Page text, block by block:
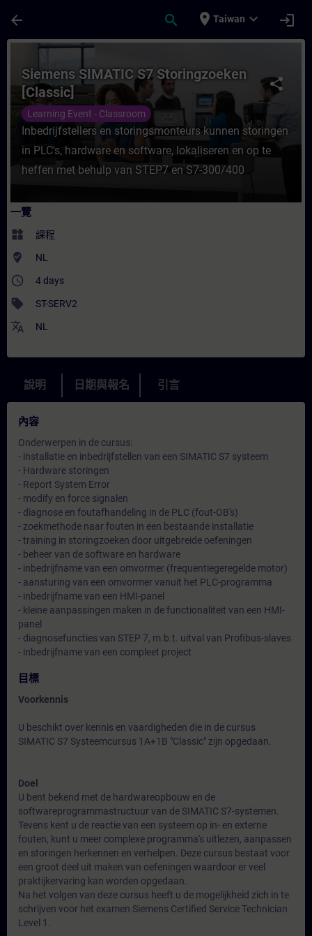
arrow_back search place Taiwan expand_more login
課程 - Siemens SIMATIC S7
share
Siemens SIMATIC S7 Storingzoeken
[Classic]
Learning Event - Classroom
Inbedrijfstellers en storingsmonteurs kunnen storingen
in PLC's, hardware en software, lokaliseren en op te
heffen met behulp van STEP7 en S7-300/400
一覽
widgets 課程
where_to_vote NL
access_time 4 days
sell ST-SERV2
translate NL
說明 日期與報名 引言
內容
Onderwerpen in de cursus:
- installatie en inbedrijfstellen van een SIMATIC S7 systeem
- Hardware storingen
- Report System Error
- modify en force signalen
- diagnose en foutafhandeling in de PLC (fout-OB's)
- zoekmethode naar fouten in een bestaande installatie
- training in storingzoeken door uitgebreide oefeningen
- beheer van de software en hardware
- inbedrijfname van een omvormer (frequentiegeregelde motor)
- aansturing van een omvormer vanuit het PLC-programma
- inbedrijfname van een HMI-panel
- kleine aanpassingen maken in de functionaliteit van een HMI-
panel
- diagnosefuncties van STEP 7, m.b.t. uitval van Profibus-slaves
- inbedrijfname van een compleet project
目標
Voorkennis
U beschikt over kennis en vaardigheden die in de cursus
SIMATIC S7 Systeemcursus 1A+1B "Classic" zijn opgedaan.
Doel
U bent bekend met de hardwareopbouw en de
softwareprogrammastructuur van de SIMATIC S7-systemen.
Tevens kent u de reactie van een systeem op in- en externe
fouten, kunt u meer complexe programma's uitlezen, aanpassen
en storingen herkennen en verhelpen. Deze cursus bestaat voor
een groot deel uit maken van oefeningen waardoor er veel
praktijkervaring kan worden opgedaan.
Na het volgen van deze cursus heeft u de mogelijkheid zich in te
schrijven voor het examen Siemens Certified Service Technician
Level 1.